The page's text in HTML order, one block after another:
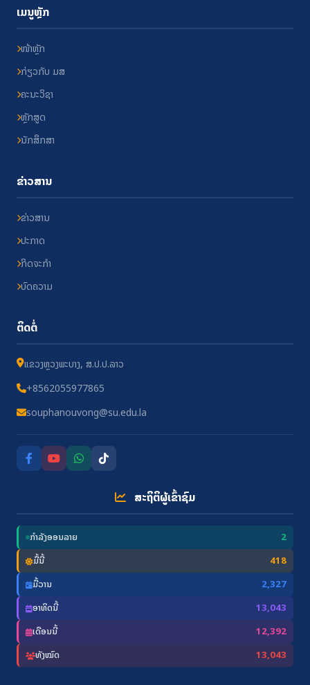
ເມນູຫຼັກ
ໜ້າຫຼັກ
ກ່ຽວກັບ ມສ
ຄະນະວິຊາ
ຫຼັກສູດ
ນັກສຶກສາ
ຂ່າວສານ
ຂ່າວສານ
ປະກາດ
ກິດຈະກຳ
ບົດຄວາມ
ຕິດຕໍ່
ແຂວງຫຼວງພະບາງ, ສ.ປ.ປ.ລາວ
+8562055977865
souphanouvong@su.edu.la
ສະຖິຕິຜູ້ເຂົ້າຊົມ
ກຳລັງອອນລາຍ
2
ມື້ນີ້
418
ມື້ວານ
2,327
ອາທິດນີ້
13,043
ເດືອນນີ້
12,392
ທັງໝົດ
13,043